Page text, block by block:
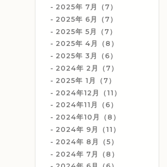
2025年 7月（7）
2025年 6月（7）
2025年 5月（7）
2025年 4月（8）
2025年 3月（6）
2024年 2月（7）
2025年 1月（7）
2024年12月（11）
2024年11月（6）
2024年10月（8）
2024年 9月（11）
2024年 8月（5）
2024年 7月（8）